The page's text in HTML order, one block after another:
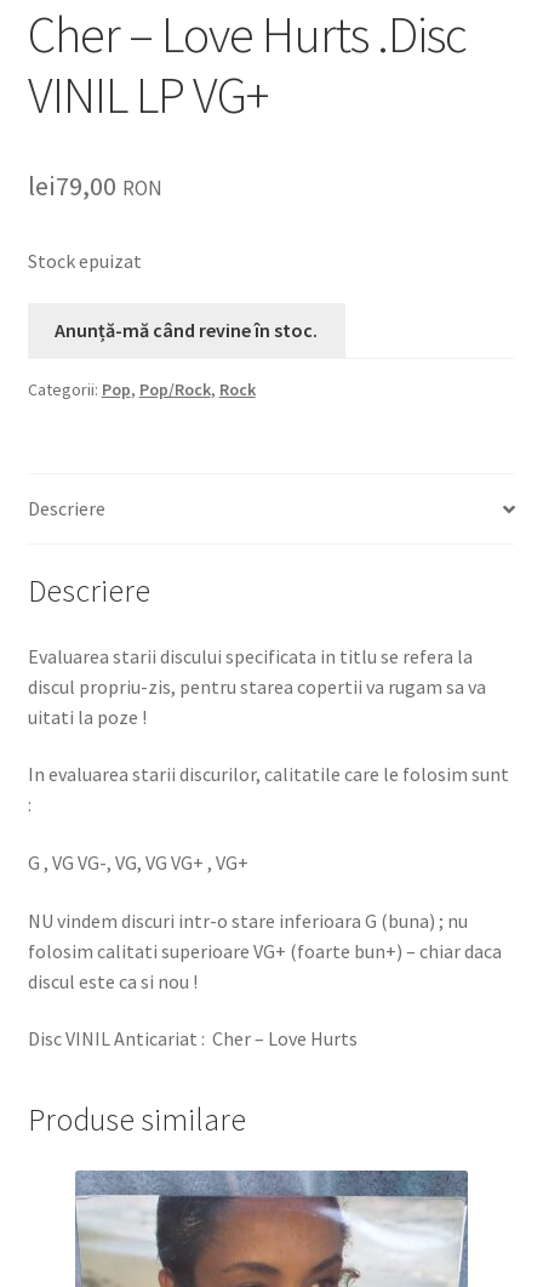
Cher – Love Hurts .Disc
VINIL LP VG+
lei79,00 RON
Stock epuizat
Categorii: Pop, Pop/Rock, Rock
Descriere
Descriere
Evaluarea starii discului specificata in titlu se refera la
discul propriu-zis, pentru starea copertii va rugam sa va
uitati la poze !
In evaluarea starii discurilor, calitatile care le folosim sunt
:
G , VG VG-, VG, VG VG+ , VG+
NU vindem discuri intr-o stare inferioara G (buna) ; nu
folosim calitati superioare VG+ (foarte bun+) – chiar daca
discul este ca si nou !
Disc VINIL Anticariat : Cher – Love Hurts
Produse similare